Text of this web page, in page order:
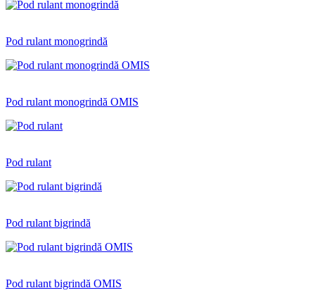
Pod rulant monogrindă
Pod rulant monogrindă OMIS
Pod rulant
Pod rulant bigrindă
Pod rulant bigrindă OMIS